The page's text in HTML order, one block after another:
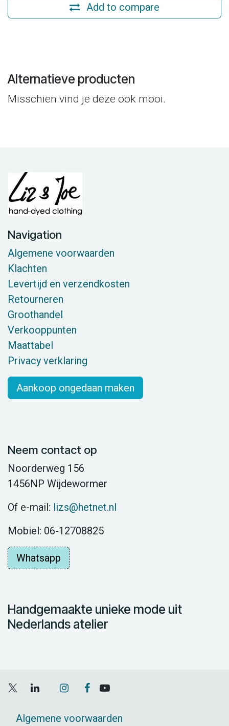
Add to compare
Alternatieve producten
Misschien vind je deze ook mooi.
Navigation
Algemene voorwaarden
Klachten
Levertijd en verzendkosten
Retourneren
Groothandel
Verkooppunten
Maattabel
Privacy verklaring
Aankoop ongedaan maken
Neem contact op
Noorderweg 156
1456NP Wijdewormer
Of e-mail: lizs@hetnet.nl
Mobiel: 06-12708825
Whatsapp
Handgemaakte unieke mode uit
Nederlands atelier
Algemene voorwaarden